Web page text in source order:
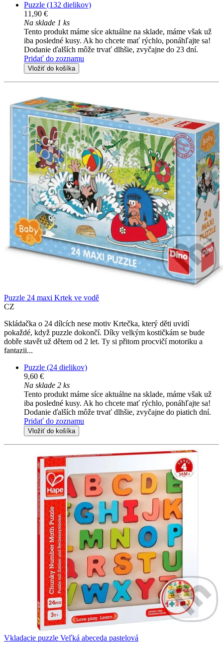
Puzzle (132 dielikov)
11,90 €
Na sklade 1 ks
Tento produkt máme síce aktuálne na sklade, máme však už
iba posledné kusy. Ak ho chcete mať rýchlo, ponáhľajte sa!
Dodanie ďalších môže trvať dlhšie, zvyčajne do 23 dní.
Pridať do zoznamu
Vložiť do košíka
Puzzle 24 maxi Krtek ve vodě
CZ
Skládačka o 24 dílcích nese motiv Krtečka, který děti uvidí
pokaždé, když puzzle dokončí. Díky velkým kostičkám se bude
dobře stavět už dětem od 2 let. Ty si přitom procvičí motoriku a
fantazii...
Puzzle (24 dielikov)
9,60 €
Na sklade 2 ks
Tento produkt máme síce aktuálne na sklade, máme však už
iba posledné kusy. Ak ho chcete mať rýchlo, ponáhľajte sa!
Dodanie ďalších môže trvať dlhšie, zvyčajne do piatich dní.
Pridať do zoznamu
Vložiť do košíka
Vkladacie puzzle Veľká abeceda pastelová